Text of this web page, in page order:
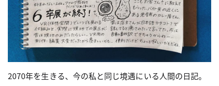
2070年を生きる、今の私と同じ境遇にいる人間の日記。